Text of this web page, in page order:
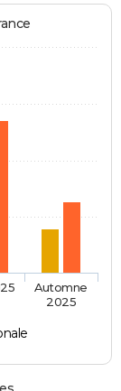
Automne
2025